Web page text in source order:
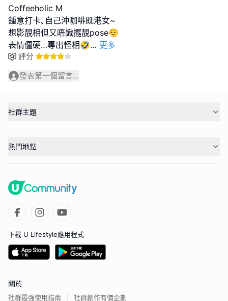
Coffeeholic M
鍾意打卡､自己沖咖啡既港女~
想影靚相但又唔識擺靚pose😮‍💨
表情僵硬…專出怪相🤣... 更多
評分
發表第一個留言...
社群主題
熱門地點
下載 U Lifestyle應用程式
關於
社群最強使用指南 社群創作有價企劃